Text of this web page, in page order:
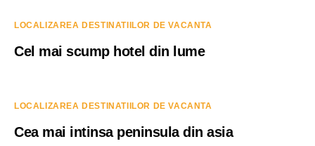
LOCALIZAREA DESTINATIILOR DE VACANTA
Cel mai scump hotel din lume
LOCALIZAREA DESTINATIILOR DE VACANTA
Cea mai intinsa peninsula din asia